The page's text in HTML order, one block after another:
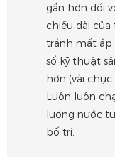
gần hơn đối
chiều dài
tránh mất áp
số kỹ thuật
hơn (vài
Luôn luôn
lượng nước
bố trí.